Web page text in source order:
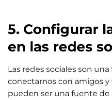
5. Configurar
en las redes
Las redes sociales son
conectarnos con amigos
pueden ser una fuente